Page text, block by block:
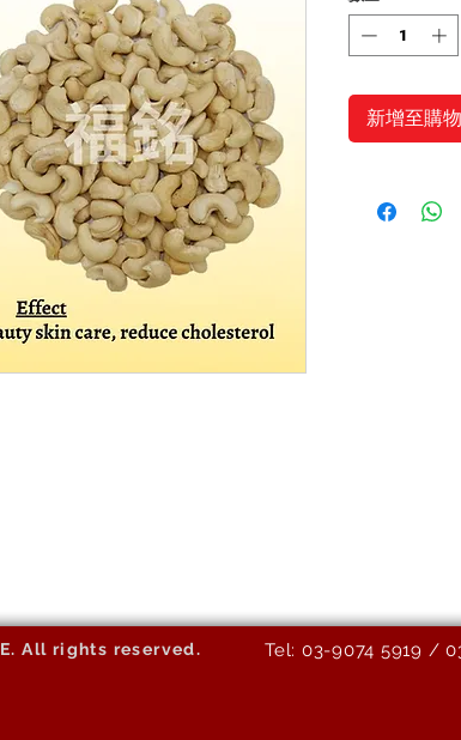
新增至購
All rights reserved. Tel: 03-9074 5919